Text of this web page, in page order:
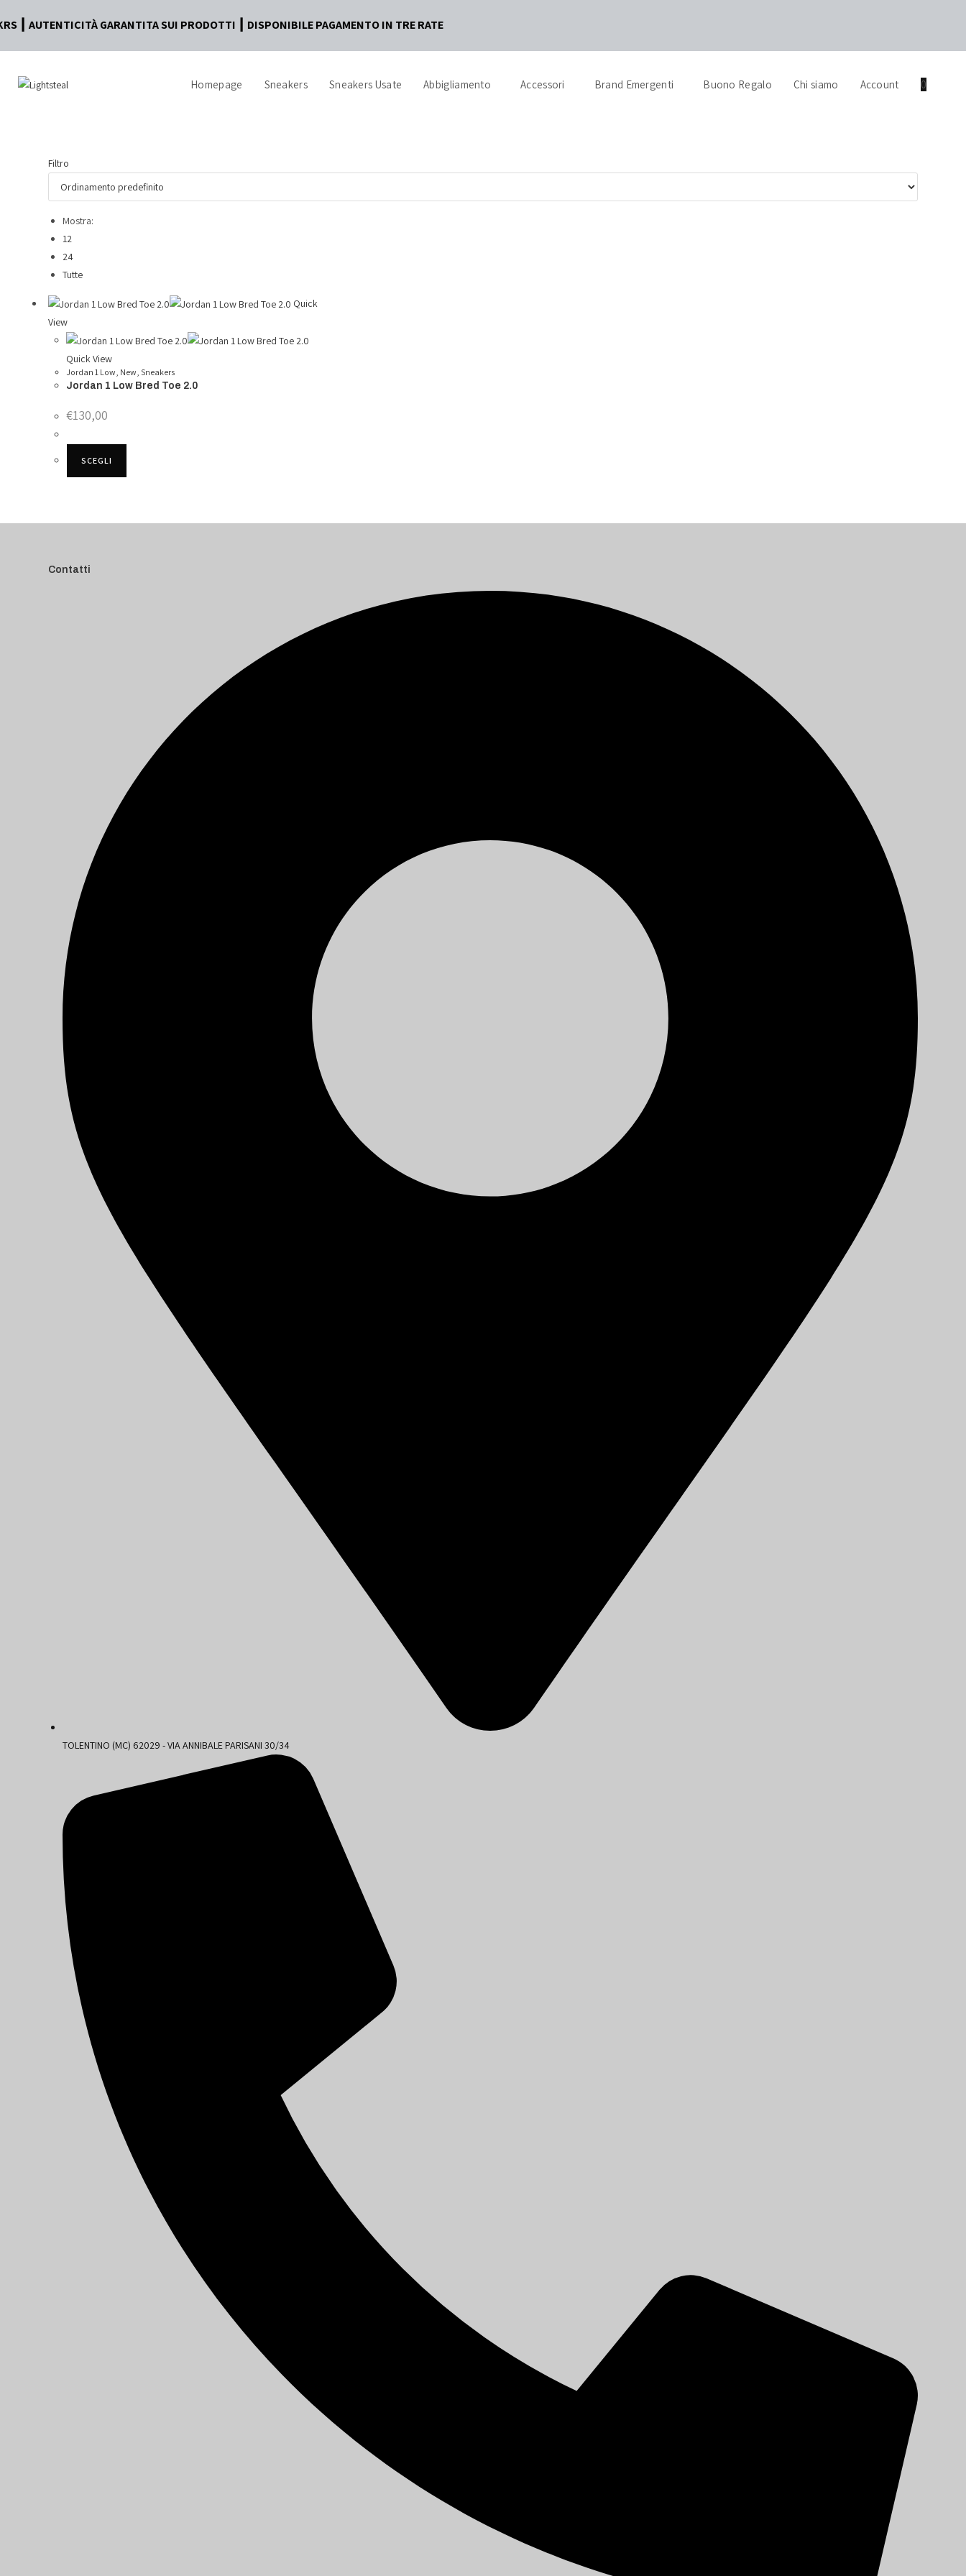
GARANTITA SUI PRODOTTI ┃ DISPONIBILE PAGAMENTO IN TRE RATE
Homepage Sneakers Sneakers Usate Abbigliamento Accessori Brand Emergenti Buono Regalo Chi siamo Account 0
Filtro
Mostra:
12
24
Tutte
Quick
View
Quick View
Jordan 1 Low, New, Sneakers
Jordan 1 Low Bred Toe 2.0
€130,00
SCEGLI
Contatti
TOLENTINO (MC) 62029 - VIA ANNIBALE PARISANI 30/34